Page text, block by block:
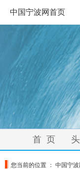
中国宁波网首页
首 页
您当前的位置 ： 中国宁波